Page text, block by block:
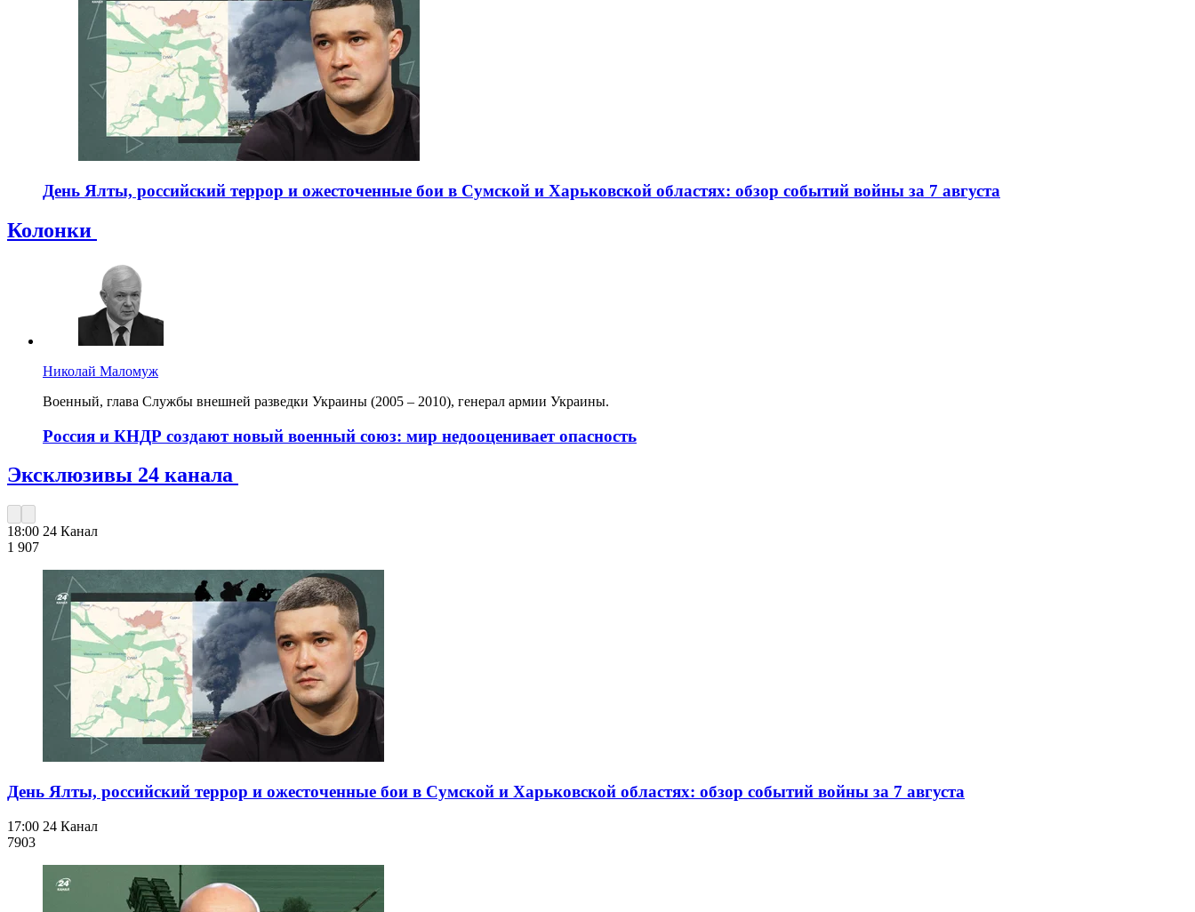
День Ялты, российский террор и ожесточенные бои в Сумской и Харьковской областях: обзор событий войны за 7 августа
Колонки
Николай Маломуж
Военный, глава Службы внешней разведки Украины (2005 – 2010), генерал армии Украины.
Россия и КНДР создают новый военный союз: мир недооценивает опасность
Эксклюзивы 24 канала
18:00 24 Канал
1 907
День Ялты, российский террор и ожесточенные бои в Сумской и Харьковской областях: обзор событий войны за 7 августа
17:00 24 Канал
7903